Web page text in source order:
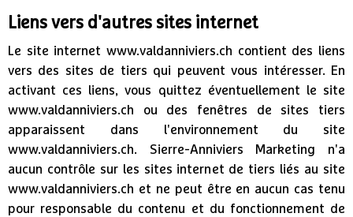
Liens vers d'autres sites internet
Le site internet www.valdanniviers.ch contient des liens
vers des sites de tiers qui peuvent vous intéresser. En
activant ces liens, vous quittez éventuellement le site
www.valdanniviers.ch ou des fenêtres de sites tiers
apparaissent dans l'environnement du site
www.valdanniviers.ch. Sierre-Anniviers Marketing n'a
aucun contrôle sur les sites internet de tiers liés au site
www.valdanniviers.ch et ne peut être en aucun cas tenu
pour responsable du contenu et du fonctionnement de